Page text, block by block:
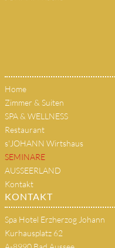
Home
Zimmer & Suiten
SPA & WELLNESS
Restaurant
s'JOHANN Wirtshaus
SEMINARE
AUSSEERLAND
Kontakt
KONTAKT
Spa Hotel Erzherzog Johann
Kurhausplatz 62